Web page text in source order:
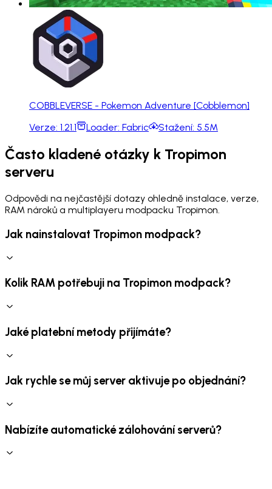
COBBLEVERSE - Pokemon Adventure [Cobblemon]
Verze: 1.21.1 Loader: Fabric Stažení: 5.5M
Často kladené otázky k Tropimon
serveru
Odpovědi na nejčastější dotazy ohledně instalace, verze,
RAM nároků a multiplayeru modpacku Tropimon.
Jak nainstalovat Tropimon modpack?
Kolik RAM potřebuji na Tropimon modpack?
Jaké platební metody přijímáte?
Jak rychle se můj server aktivuje po objednání?
Nabízíte automatické zálohování serverů?